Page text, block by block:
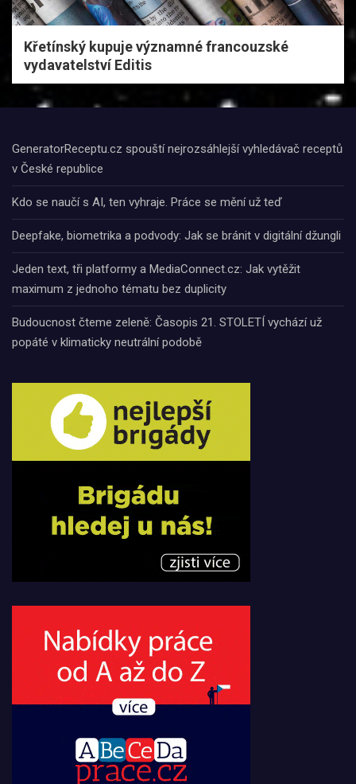
Křetínský kupuje významné francouzské
vydavatelství Editis
GeneratorReceptu.cz spouští nejrozsáhlejší vyhledávač receptů
v České republice
Kdo se naučí s AI, ten vyhraje. Práce se mění už teď
Deepfake, biometrika a podvody: Jak se bránit v digitální džungli
Jeden text, tři platformy a MediaConnect.cz: Jak vytěžit
maximum z jednoho tématu bez duplicity
Budoucnost čteme zeleně: Časopis 21. STOLETÍ vychází už
popáté v klimaticky neutrální podobě